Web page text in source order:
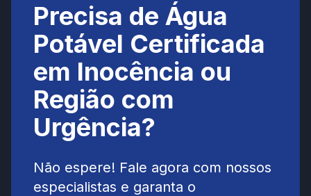
Precisa de Água
Potável Certificada
em Inocência ou
Região com
Urgência?
Não espere! Fale agora com nossos
especialistas e garanta o